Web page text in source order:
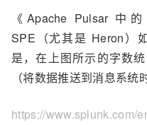
《Apache Pulsar 中
SPE（尤其是 Heron）
是，在上图所示的字数
（将数据推送到消息系统
https://www.splunk.com/